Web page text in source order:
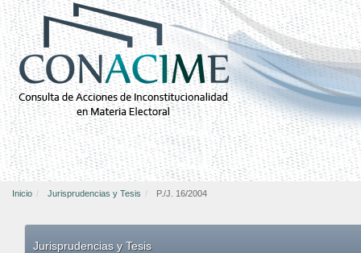
Inicio Jurisprudencias y Tesis P./J. 16/2004
Jurisprudencias y Tesis